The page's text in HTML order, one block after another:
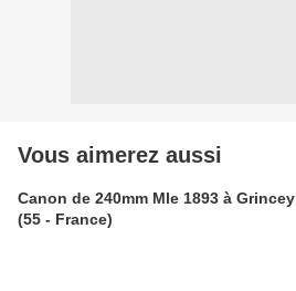
Vous aimerez aussi
Canon de 240mm Mle 1893 à Grincey
(55 - France)